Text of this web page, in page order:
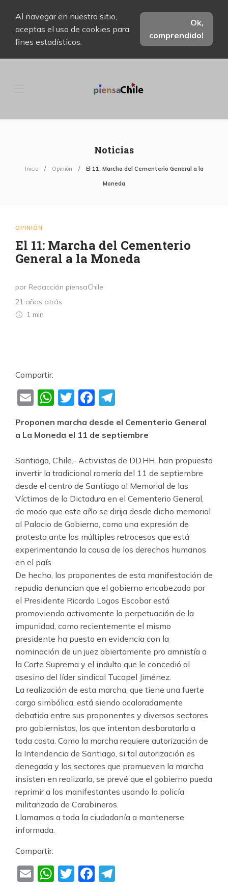
Al navegar en nuestro sitio,
aceptas el uso de cookies para
fines estadísticos.
Ok,
comprendido!
Noticias
Inicio Opinión El 11: Marcha del Cementerio General a la
Moneda
OPINIÓN
El 11: Marcha del Cementerio
General a la Moneda
por Redacción piensaChile
21 años atrás
1 min
Compartir:
EmailWhatsApp
TwitterFacebook
Proponen marcha desde el Cementerio General
a La Moneda el 11 de septiembre
Santiago, Chile.- Activistas de DD.HH. han propuesto
invertir la tradicional romería del 11 de septiembre
desde el centro de Santiago al Memorial de las
Víctimas de la Dictadura en el Cementerio General,
de modo que este año se dirija desde dicho memorial
al Palacio de Gobierno, como una expresión de
protesta ante los múltiples retrocesos que está
experimentando la causa de los derechos humanos
en el país.
De hecho, los proponentes de esta manifestación de
repudio denuncian que el gobierno encabezado por
el Presidente Ricardo Lagos Escobar está
promoviendo activamente la perpetuación de la
impunidad, como recientemente el mismo
presidente ha puesto en evidencia con la
nominación de un juez abiertamente pro amnistía a
la Corte Suprema y el indulto que le concedió al
asesino del líder sindical Tucapel Jiménez.
La realización de esta marcha, que tiene una fuerte
carga simbólica, está siendo acaloradamente
debatida entre sus proponentes y diversos sectores
pro gobiernistas, los que intentan desbaratarla a
toda costa. Como la marcha requiere autorización de
la Intendencia de Santiago, si tal autorización es
denegada y los sectores que promueven la marcha
insisten en realizarla, se prevé que el gobierno pueda
reprimir a los manifestantes usando la policía
militarizada de Carabineros.
Llamamos a toda la ciudadanía a mantenerse
informada.
Compartir:
EmailWhatsApp
TwitterFacebook